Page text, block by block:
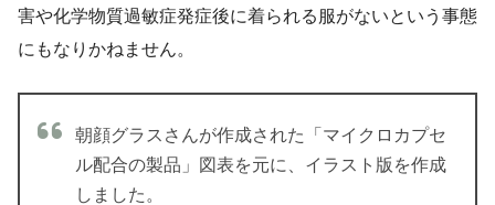
害や化学物質過敏症発症後に着られる服がないという事態
にもなりかねません。
朝顔グラスさんが作成された「マイクロカプセ
ル配合の製品」図表を元に、イラスト版を作成
しました。